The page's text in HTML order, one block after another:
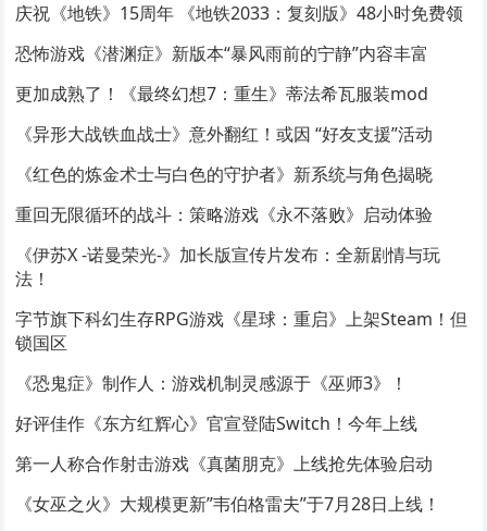
庆祝《地铁》15周年 《地铁2033：复刻版》48小时免费领
恐怖游戏《潜渊症》新版本“暴风雨前的宁静”内容丰富
更加成熟了！《最终幻想7：重生》蒂法希瓦服装mod
《异形大战铁血战士》意外翻红！或因 “好友支援”活动
《红色的炼金术士与白色的守护者》新系统与角色揭晓
重回无限循环的战斗：策略游戏《永不落败》启动体验
《伊苏X -诺曼荣光-》加长版宣传片发布：全新剧情与玩
法！
字节旗下科幻生存RPG游戏《星球：重启》上架Steam！但
锁国区
《恐鬼症》制作人：游戏机制灵感源于《巫师3》！
好评佳作《东方红辉心》官宣登陆Switch！今年上线
第一人称合作射击游戏《真菌朋克》上线抢先体验启动
《女巫之火》大规模更新”韦伯格雷夫”于7月28日上线！